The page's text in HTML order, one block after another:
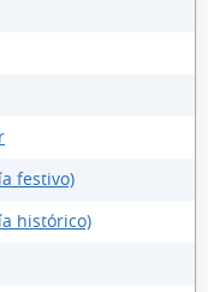
festivo)
histórico)